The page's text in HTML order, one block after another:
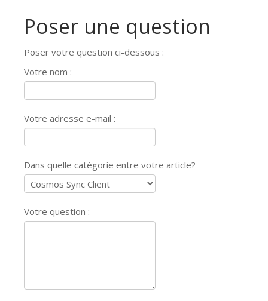
Poser une question
Poser votre question ci-dessous :
Votre nom :
Votre adresse e-mail :
Dans quelle catégorie entre votre article?
Votre question :